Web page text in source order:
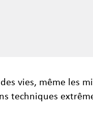
vies, même les
techniques